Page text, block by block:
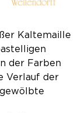
Kaltemaille
der Farben
Verlauf der